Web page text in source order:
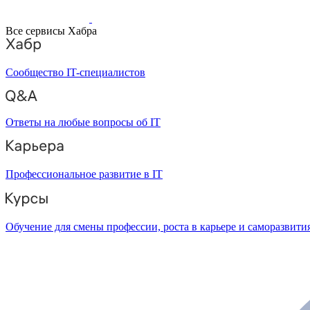
Все сервисы Хабра
Сообщество IT-специалистов
Ответы на любые вопросы об IT
Профессиональное развитие в IT
Обучение для смены профессии, роста в карьере и